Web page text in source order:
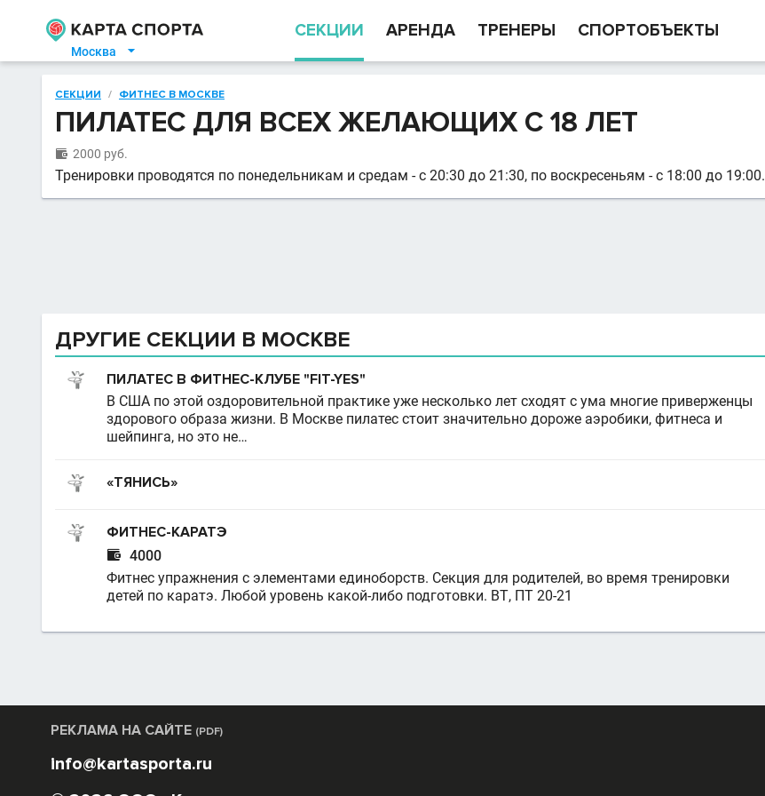
Москва 
СЕКЦИИ АРЕНДА ТРЕНЕРЫ СПОРТОБЪЕКТЫ
СЕКЦИИ / ФИТНЕС В МОСКВЕ
ПИЛАТЕС ДЛЯ ВСЕХ ЖЕЛАЮЩИХ С 18 ЛЕТ
 2000 руб.
Тренировки проводятся по понедельникам и средам - с 20:30 до 21:30, по воскресеньям - с 18:00 до 19:00.
ДРУГИЕ СЕКЦИИ В МОСКВЕ
ПИЛАТЕС В ФИТНЕС-КЛУБЕ "FIT-YES"
В США по этой оздоровительной практике уже несколько лет сходят с ума многие приверженцы
здорового образа жизни. В Москве пилатес стоит значительно дороже аэробики, фитнеса и
шейпинга, но это не…
«ТЯНИСЬ»
ФИТНЕС-КАРАТЭ

4000
Фитнес упражнения с элементами единоборств. Секция для родителей, во время тренировки
детей по каратэ. Любой уровень какой-либо подготовки. ВТ, ПТ 20-21
РЕКЛАМА НА САЙТЕ (PDF)
info@kartasporta.ru